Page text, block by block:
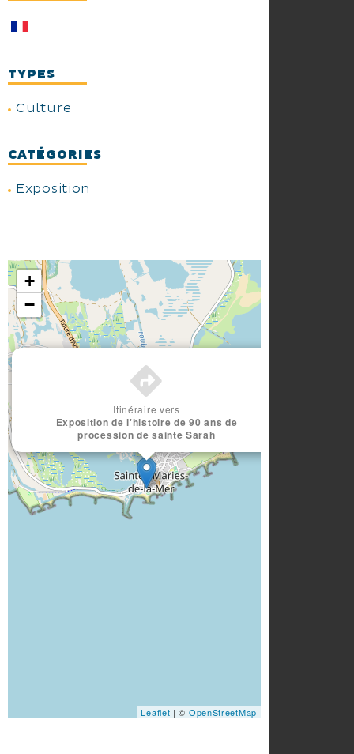
TYPES
Culture
CATÉGORIES
Exposition
Itinéraire vers
Exposition de l'histoire de 90 ans de
procession de sainte Sarah
+
−
Leaflet | © OpenStreetMap